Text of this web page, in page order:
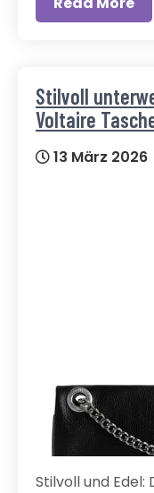
Stilvoll
Voltaire
13 März 2026
Stilvoll und Edel: